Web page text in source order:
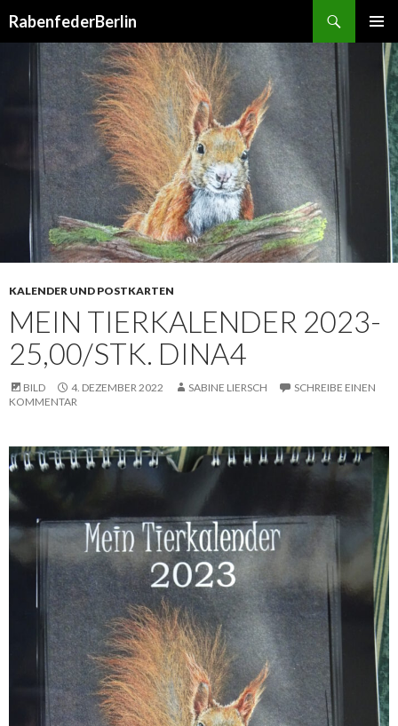
RabenfederBerlin
MENÜ
INHALT
KALENDER UND POSTKARTEN
MEIN TIERKALENDER 2023-
25,00/STK. DINA4
BILD 4. DEZEMBER 2022 SABINE LIERSCH
SCHREIBE EINEN
KOMMENTAR